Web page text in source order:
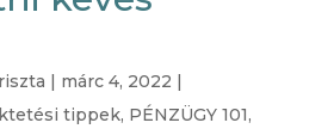
| márc 4, 2022 |
tippek, PÉNZÜGY 101,